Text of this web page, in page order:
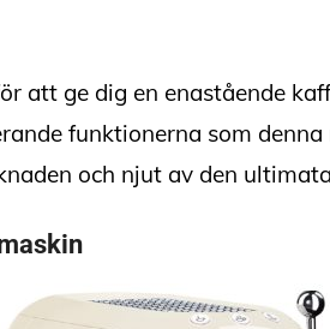
att ge dig en enastående
funktionerna som
och njut av den